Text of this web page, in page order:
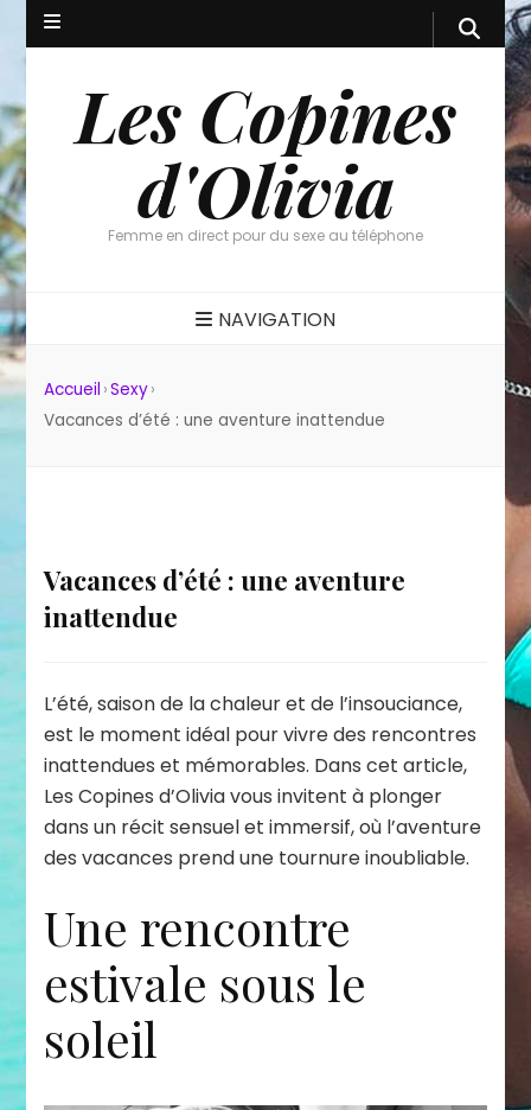
Les Copines
d'Olivia
Femme en direct pour du sexe au téléphone
NAVIGATION
Accueil ›Sexy›
Vacances d’été : une aventure inattendue
Vacances d’été : une aventure
inattendue
L’été, saison de la chaleur et de l’insouciance,
est le moment idéal pour vivre des rencontres
inattendues et mémorables. Dans cet article,
Les Copines d’Olivia vous invitent à plonger
dans un récit sensuel et immersif, où l’aventure
des vacances prend une tournure inoubliable.
Une rencontre
estivale sous le
soleil